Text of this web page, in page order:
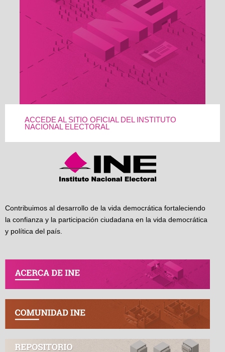
ACCEDE AL SITIO OFICIAL DEL INSTITUTO
NACIONAL ELECTORAL
Contribuimos al desarrollo de la vida democrática fortaleciendo
la confianza y la participación ciudadana en la vida democrática
y política del país.